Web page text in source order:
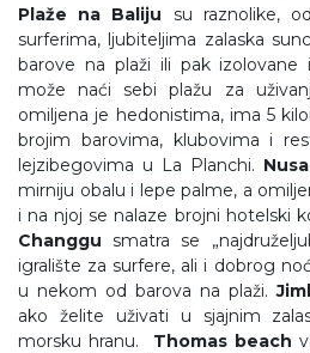
Plaže na Baliju su raznolike,
surferima, ljubiteljima zalaska
barove na plaži ili pak
može naći sebi plažu za
omiljena je hedonistima, ima 5
brojim barovima, klubovima i
lejzibegovima u La Planchi.
mirniju obalu i lepe palme, a
i na njoj se nalaze brojni hotelski
Changgu smatra se
igralište za surfere, ali i dobrog
u nekom od barova na plaži.
ako želite uživati u sjajnim
morsku hranu. Thomas beach